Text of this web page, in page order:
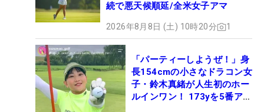
続で悪天候順延/全米女子アマ
2026年8月8日 (土) 10時20分 1
「パーティーしようぜ！」身
長154cmの小さなドラコン女
子・鈴木真緒が人生初のホー
ルインワン！ 173yを5番アイ